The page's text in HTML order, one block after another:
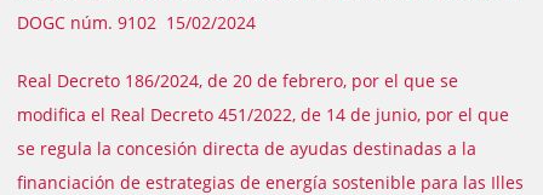
DOGC núm. 9102 15/02/2024
Real Decreto 186/2024, de 20 de febrero, por el que se
modifica el Real Decreto 451/2022, de 14 de junio, por el que
se regula la concesión directa de ayudas destinadas a la
financiación de estrategias de energía sostenible para las Illes